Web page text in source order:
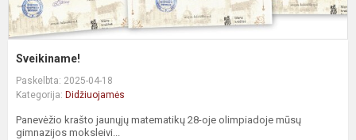
Sveikiname!
Paskelbta: 2025-04-18
Kategorija: Didžiuojamės
Panevėžio krašto jaunųjų matematikų 28-oje olimpiadoje mūsų
gimnazijos moksleivi...